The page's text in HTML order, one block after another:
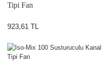
Tipi Fan
923,61 TL